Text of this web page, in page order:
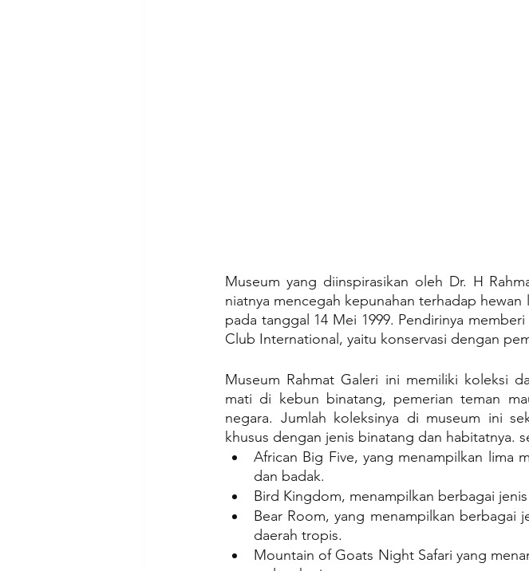
Museum yang diinspirasikan oleh Dr. H
niatnya mencegah kepunahan terhadap
pada tanggal 14 Mei 1999. Pendirinya
Club International, yaitu konservasi dengan
Museum Rahmat Galeri ini memiliki koleksi
mati di kebun binatang, pemerian teman
negara. Jumlah koleksinya di museum ini
khusus dengan jenis binatang dan habitatnya.
African Big Five, yang menampilkan lima
dan badak.
Bird Kingdom, menampilkan berbagai
Bear Room, yang menampilkan berbagai
daerah tropis.
Mountain of Goats Night Safari yang